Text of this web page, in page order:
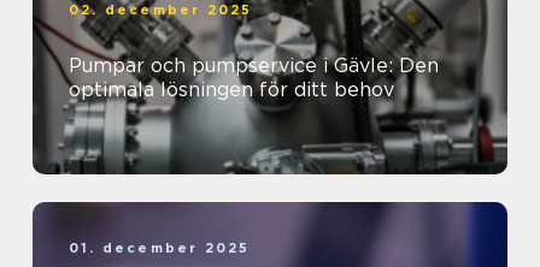
02. december 2025
Pumpar och pumpservice i Gävle: Den
optimala lösningen för ditt behov
01. december 2025